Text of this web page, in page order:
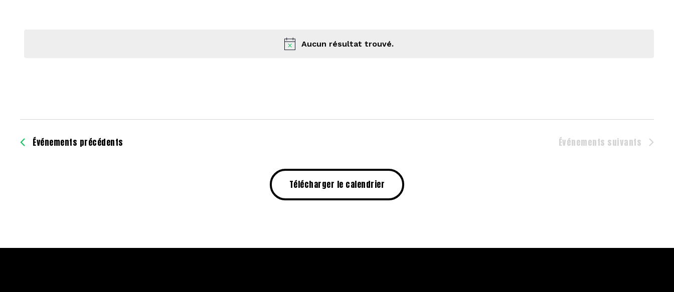
Notice
Aucun résultat trouvé.
Événements précédents Événements suivants
Télécharger le calendrier